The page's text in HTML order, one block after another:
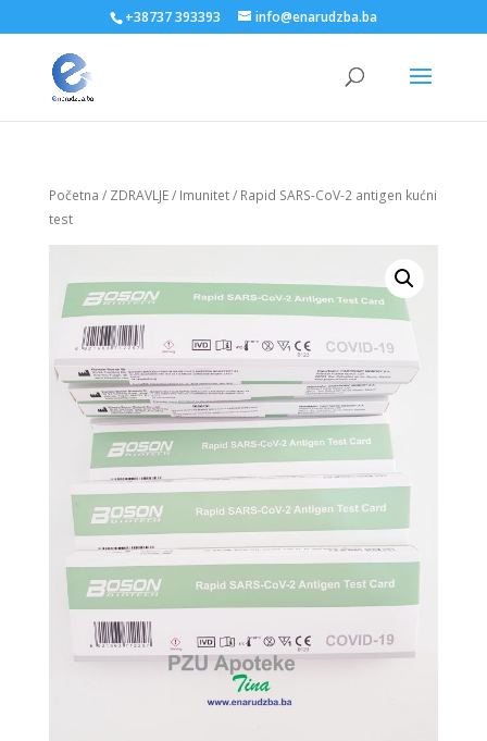
+38737 393393 info@enarudzba.ba
Početna / ZDRAVLJE/ Imunitet/ Rapid SARS-CoV-2 antigen kućni
test